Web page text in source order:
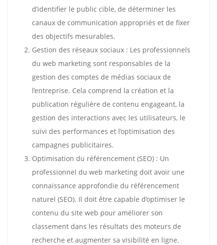
d’identifier le public cible, de déterminer les
canaux de communication appropriés et de fixer
des objectifs mesurables.
Gestion des réseaux sociaux : Les professionnels
du web marketing sont responsables de la
gestion des comptes de médias sociaux de
l’entreprise. Cela comprend la création et la
publication régulière de contenu engageant, la
gestion des interactions avec les utilisateurs, le
suivi des performances et l’optimisation des
campagnes publicitaires.
Optimisation du référencement (SEO) : Un
professionnel du web marketing doit avoir une
connaissance approfondie du référencement
naturel (SEO). Il doit être capable d’optimiser le
contenu du site web pour améliorer son
classement dans les résultats des moteurs de
recherche et augmenter sa visibilité en ligne.